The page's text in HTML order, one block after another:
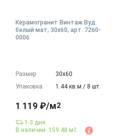
Керамогранит Винтаж Вуд
белый мат, 30x60, арт. 7260-
0006
Размер
30х60
Упаковка
1.44 кв.м./ 8 шт.
1 119 ₽/м2
1-3 дня
В наличии: 159.48 м2